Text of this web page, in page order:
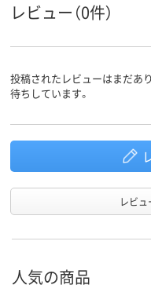
レビュー（0件）
投稿されたレビューはまだあ
待ちしています。
レビ
人気の商品